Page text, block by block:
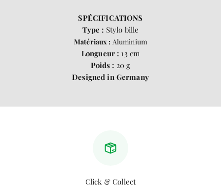
SPÉCIFICATIONS
Type : Stylo bille
Matériaux : Aluminium
Longueur : 13 cm
Poids : 20 g
Designed in Germany
Click & Collect